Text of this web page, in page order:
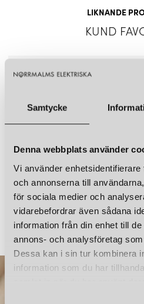
Samtycke
Denna webbplats använder
Vi använder
och annonserna till
för sociala medier och
vidarebefordrar även sådana
information från din enhet till
annons- och analysföretag
Dessa kan i sin tur kombinera
information som du har
Glas
LIKNANDE
KUND
RESERVGLAS PH 3/2 UNDERSKÄRM
2 185 kr